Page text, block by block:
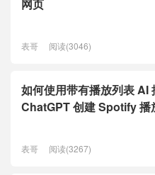
网页
表哥 阅读(3046)
如何使用带有播放列表 AI
ChatGPT 创建 Spotify 播
表哥 阅读(3267)